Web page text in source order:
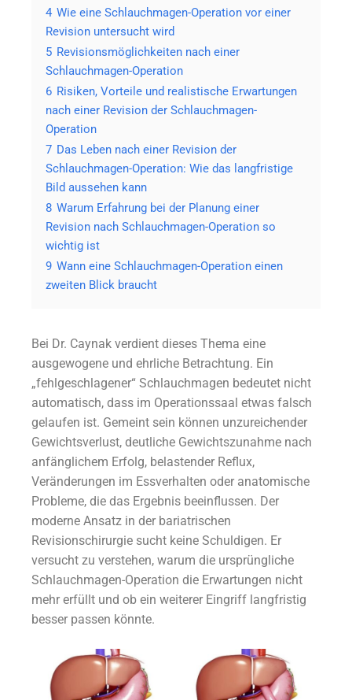
4 Wie eine Schlauchmagen-Operation vor einer
Revision untersucht wird
5 Revisionsmöglichkeiten nach einer
Schlauchmagen-Operation
6 Risiken, Vorteile und realistische Erwartungen
nach einer Revision der Schlauchmagen-
Operation
7 Das Leben nach einer Revision der
Schlauchmagen-Operation: Wie das langfristige
Bild aussehen kann
8 Warum Erfahrung bei der Planung einer
Revision nach Schlauchmagen-Operation so
wichtig ist
9 Wann eine Schlauchmagen-Operation einen
zweiten Blick braucht
Bei Dr. Caynak verdient dieses Thema eine
ausgewogene und ehrliche Betrachtung. Ein
„fehlgeschlagener“ Schlauchmagen bedeutet nicht
automatisch, dass im Operationssaal etwas falsch
gelaufen ist. Gemeint sein können unzureichender
Gewichtsverlust, deutliche Gewichtszunahme nach
anfänglichem Erfolg, belastender Reflux,
Veränderungen im Essverhalten oder anatomische
Probleme, die das Ergebnis beeinflussen. Der
moderne Ansatz in der bariatrischen
Revisionschirurgie sucht keine Schuldigen. Er
versucht zu verstehen, warum die ursprüngliche
Schlauchmagen-Operation die Erwartungen nicht
mehr erfüllt und ob ein weiterer Eingriff langfristig
besser passen könnte.